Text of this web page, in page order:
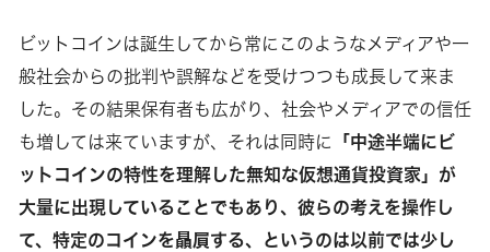
ビットコインは誕生してから常にこのようなメディアや一
般社会からの批判や誤解などを受けつつも成長して来ま
した。その結果保有者も広がり、社会やメディアでの信任
も増しては来ていますが、それは同時に 「中途半端にビ
ットコインの特性を理解した無知な仮想通貨投資家」が
大量に出現していることでもあり、彼らの考えを操作し
て、特定のコインを贔屓する、というのは以前では少し